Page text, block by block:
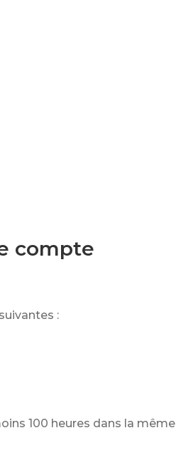
compte
:
100 heures dans la même